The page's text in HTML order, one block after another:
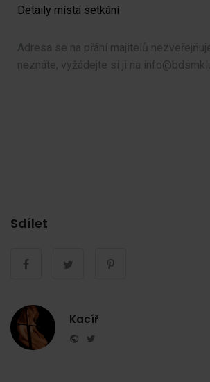
Detaily místa setkání
Adresa se na přání majitelů
neznáte, vyžádejte si ji na
Sdílet
Kacíř
Website